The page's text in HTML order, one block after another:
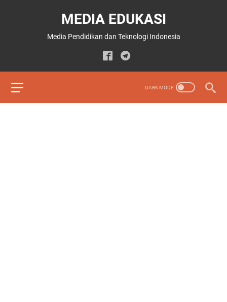
MEDIA EDUKASI
Media Pendidikan dan Teknologi Indonesia